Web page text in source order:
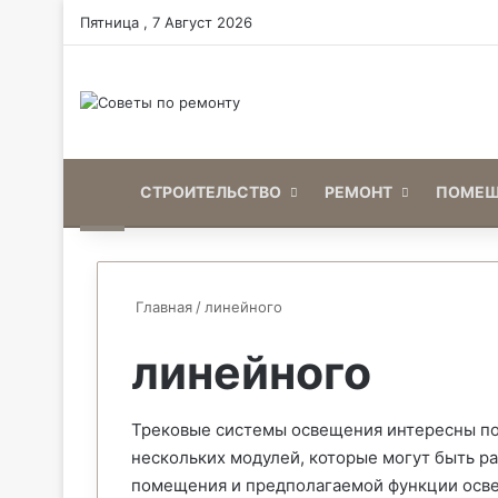
Пятница , 7 Август 2026
HomeСТРОИТЕЛЬСТВО РЕМОНТ
Главная / линейного
линейного
Трековые системы освещения интересны
нескольких модулей, которые могут быть
помещения и предполагаемой функции